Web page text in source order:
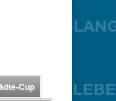
Cup